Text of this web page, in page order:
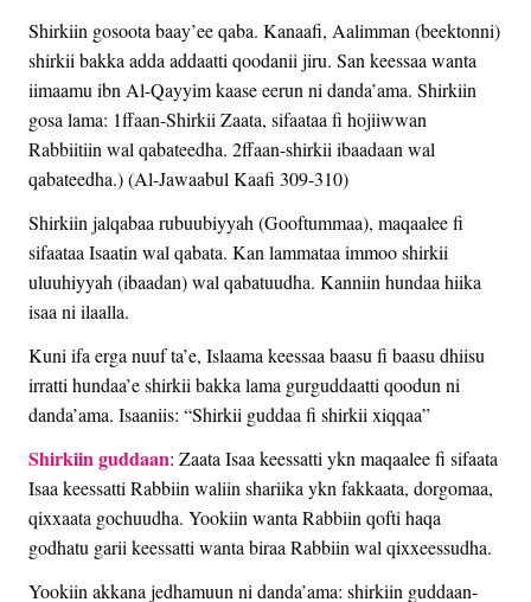
Shirkiin gosoota baay’ee qaba. Kanaafi, Aalimman (beektonni)
shirkii bakka adda addaatti qoodanii jiru. San keessaa wanta
iimaamu ibn Al-Qayyim kaase eerun ni danda’ama. Shirkiin
gosa lama: 1ffaan-Shirkii Zaata, sifaataa fi hojiiwwan
Rabbiitiin wal qabateedha. 2ffaan-shirkii ibaadaan wal
qabateedha.) (Al-Jawaabul Kaafi 309-310)
Shirkiin jalqabaa rubuubiyyah (Gooftummaa), maqaalee fi
sifaataa Isaatin wal qabata. Kan lammataa immoo shirkii
uluuhiyyah (ibaadan) wal qabatuudha. Kanniin hundaa hiika
isaa ni ilaalla.
Kuni ifa erga nuuf ta’e, Islaama keessaa baasu fi baasu dhiisu
irratti hundaa’e shirkii bakka lama gurguddaatti qoodun ni
danda’ama. Isaaniis: “Shirkii guddaa fi shirkii xiqqaa”
Shirkiin guddaan: Zaata Isaa keessatti ykn maqaalee fi sifaata
Isaa keessatti Rabbiin waliin shariika ykn fakkaata, dorgomaa,
qixxaata gochuudha. Yookiin wanta Rabbiin qofti haqa
godhatu garii keessatti wanta biraa Rabbiin wal qixxeessudha.
Yookiin akkana jedhamuun ni danda’ama: shirkiin guddaan-